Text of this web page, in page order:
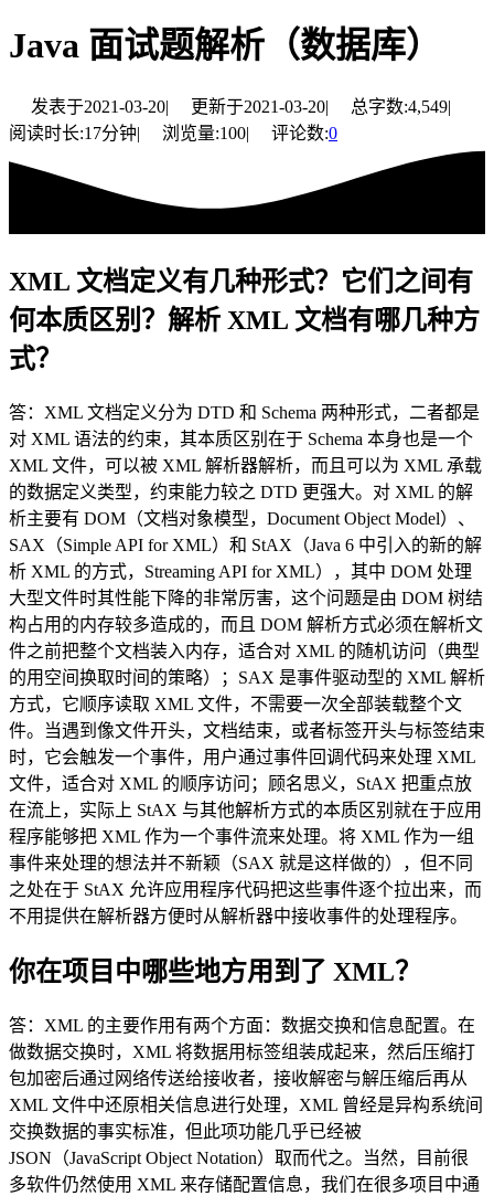
Java 面试题解析（数据库）
发表于2021-03-20| 更新于2021-03-20| 总字数:4,549|
阅读时长:17分钟| 浏览量:100| 评论数:0
XML 文档定义有几种形式？它们之间有
何本质区别？解析 XML 文档有哪几种方
式？
答：XML 文档定义分为 DTD 和 Schema 两种形式，二者都是
对 XML 语法的约束，其本质区别在于 Schema 本身也是一个
XML 文件，可以被 XML 解析器解析，而且可以为 XML 承载
的数据定义类型，约束能力较之 DTD 更强大。对 XML 的解
析主要有 DOM（文档对象模型，Document Object Model）、
SAX（Simple API for XML）和 StAX（Java 6 中引入的新的解
析 XML 的方式，Streaming API for XML），其中 DOM 处理
大型文件时其性能下降的非常厉害，这个问题是由 DOM 树结
构占用的内存较多造成的，而且 DOM 解析方式必须在解析文
件之前把整个文档装入内存，适合对 XML 的随机访问（典型
的用空间换取时间的策略）；SAX 是事件驱动型的 XML 解析
方式，它顺序读取 XML 文件，不需要一次全部装载整个文
件。当遇到像文件开头，文档结束，或者标签开头与标签结束
时，它会触发一个事件，用户通过事件回调代码来处理 XML
文件，适合对 XML 的顺序访问；顾名思义，StAX 把重点放
在流上，实际上 StAX 与其他解析方式的本质区别就在于应用
程序能够把 XML 作为一个事件流来处理。将 XML 作为一组
事件来处理的想法并不新颖（SAX 就是这样做的），但不同
之处在于 StAX 允许应用程序代码把这些事件逐个拉出来，而
不用提供在解析器方便时从解析器中接收事件的处理程序。
你在项目中哪些地方用到了 XML？
答：XML 的主要作用有两个方面：数据交换和信息配置。在
做数据交换时，XML 将数据用标签组装成起来，然后压缩打
包加密后通过网络传送给接收者，接收解密与解压缩后再从
XML 文件中还原相关信息进行处理，XML 曾经是异构系统间
交换数据的事实标准，但此项功能几乎已经被
JSON（JavaScript Object Notation）取而代之。当然，目前很
多软件仍然使用 XML 来存储配置信息，我们在很多项目中通